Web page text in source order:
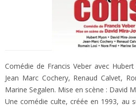
Comédie de Francis Veber avec
Jean Marc Cochery, Renaud Calvet,
Marine Segalen. Mise en scène : David
Une comédie culte, créée en 1993, au